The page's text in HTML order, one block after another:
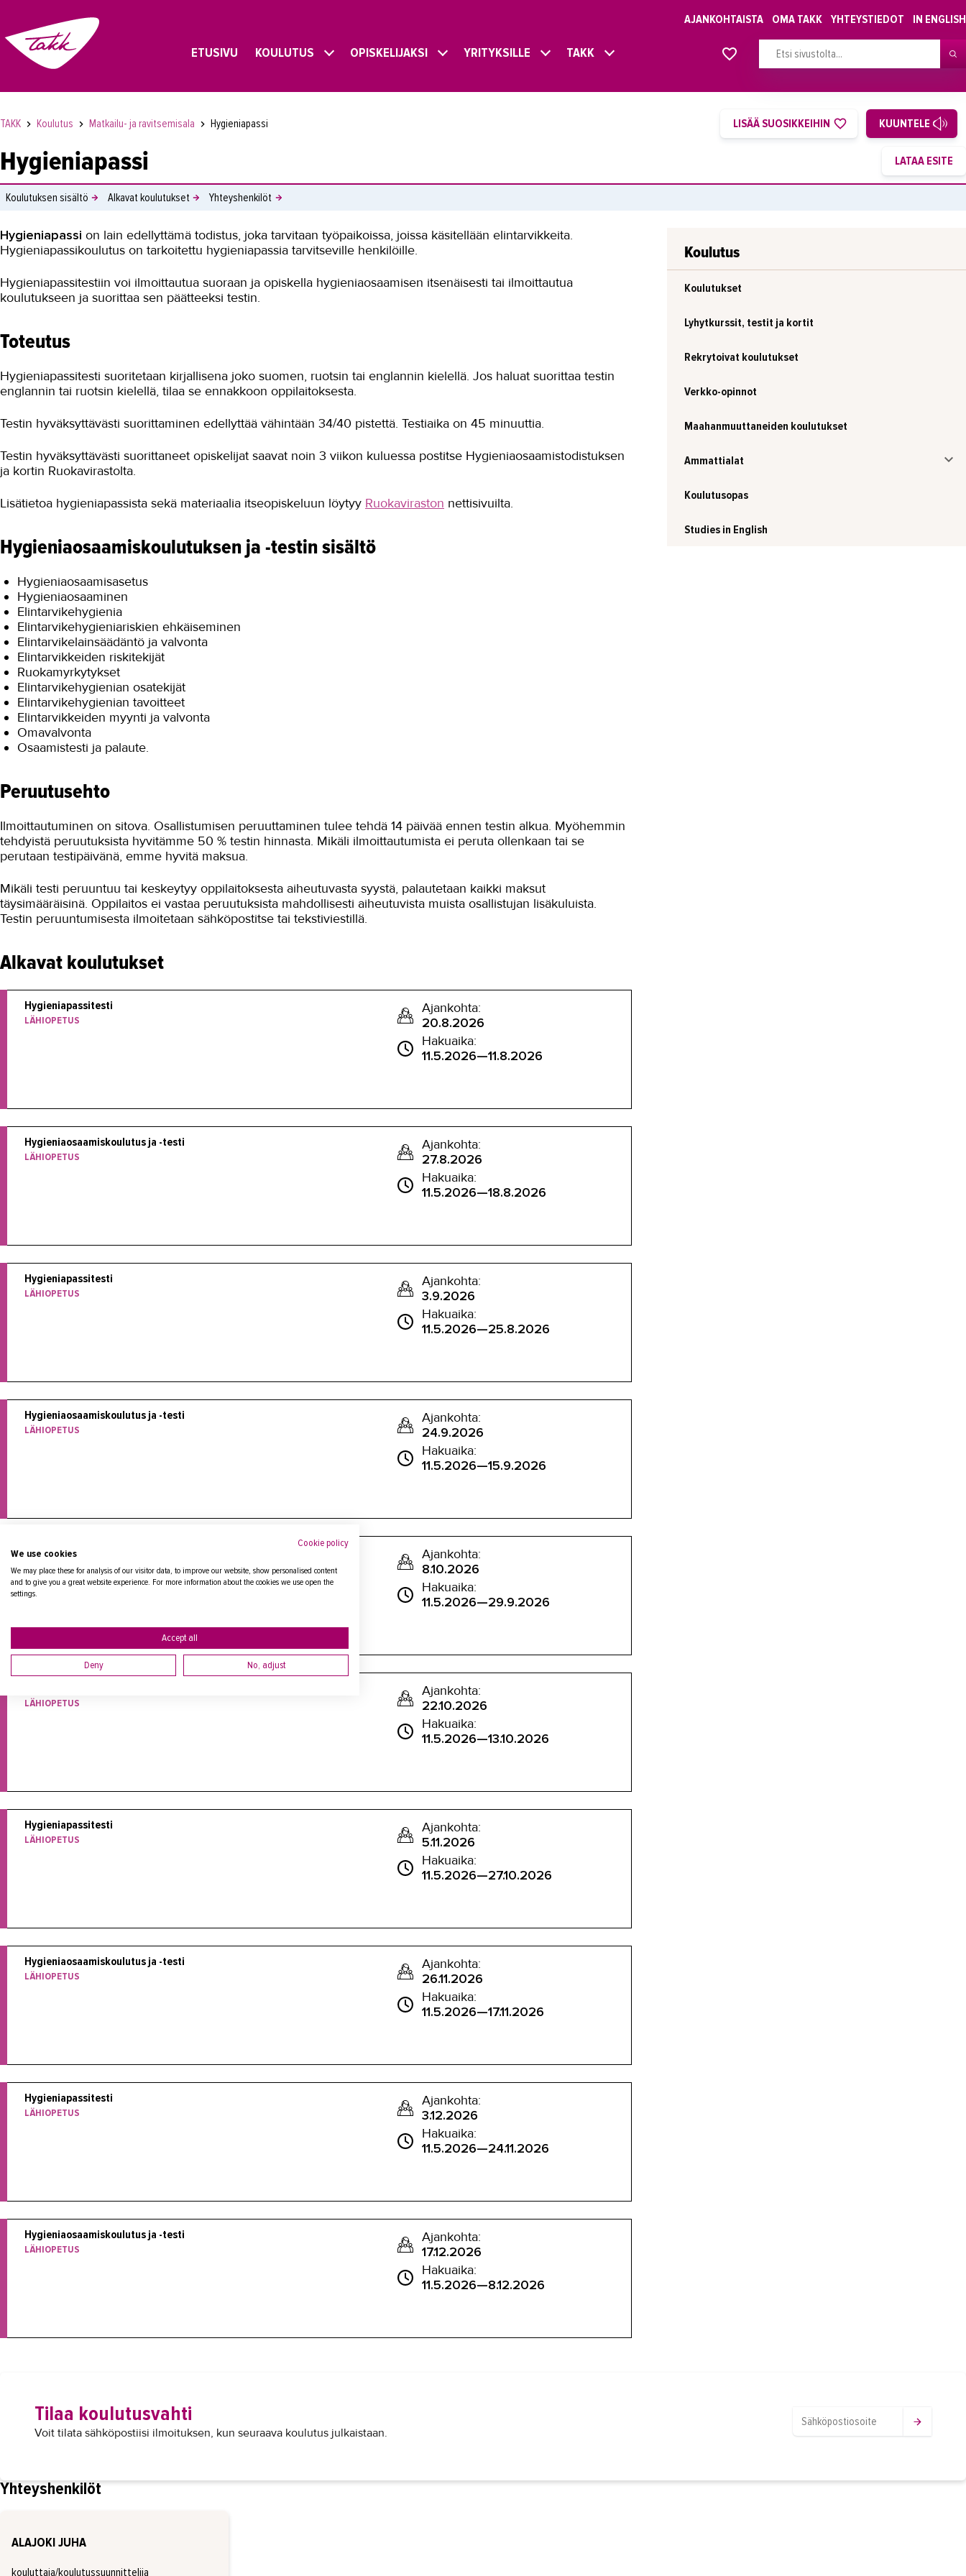
AJANKOHTAISTA OMA TAKK YHTEYSTIEDOT IN ENGLISH
ETUSIVU KOULUTUS OPISKELIJAKSI YRITYKSILLE TAKK
TAKK Koulutus Matkailu- ja ravitsemisala Hygieniapassi LISÄÄ SUOSIKKEIHIN KUUNTELE
Hygieniapassi
Koulutuksen sisältö Alkavat koulutukset Yhteyshenkilöt
Hygieniapassi on lain edellyttämä todistus, joka tarvitaan työpaikoissa, joissa käsitellään elintarvikkeita.
Hygieniapassikoulutus on tarkoitettu hygieniapassia tarvitseville henkilöille.
Hygieniapassitestiin voi ilmoittautua suoraan ja opiskella hygieniaosaamisen itsenäisesti tai ilmoittautua
koulutukseen ja suorittaa sen päätteeksi testin.
Toteutus
Hygieniapassitesti suoritetaan kirjallisena joko suomen, ruotsin tai englannin kielellä. Jos haluat suorittaa testin
englannin tai ruotsin kielellä, tilaa se ennakkoon oppilaitoksesta.
Testin hyväksyttävästi suorittaminen edellyttää vähintään 34/40 pistettä. Testiaika on 45 minuuttia.
Testin hyväksyttävästi suorittaneet opiskelijat saavat noin 3 viikon kuluessa postitse Hygieniaosaamistodistuksen
ja kortin Ruokavirastolta.
Lisätietoa hygieniapassista sekä materiaalia itseopiskeluun löytyy Ruokaviraston nettisivuilta.
Hygieniaosaamiskoulutuksen ja -testin sisältö
Hygieniaosaamisasetus
Hygieniaosaaminen
Elintarvikehygienia
Elintarvikehygieniariskien ehkäiseminen
Elintarvikelainsäädäntö ja valvonta
Elintarvikkeiden riskitekijät
Ruokamyrkytykset
Elintarvikehygienian osatekijät
Elintarvikehygienian tavoitteet
Elintarvikkeiden myynti ja valvonta
Omavalvonta
Osaamistesti ja palaute.
Peruutusehto
Ilmoittautuminen on sitova. Osallistumisen peruuttaminen tulee tehdä 14 päivää ennen testin alkua. Myöhemmin
tehdyistä peruutuksista hyvitämme 50 % testin hinnasta. Mikäli ilmoittautumista ei peruta ollenkaan tai se
perutaan testipäivänä, emme hyvitä maksua.
Mikäli testi peruuntuu tai keskeytyy oppilaitoksesta aiheutuvasta syystä, palautetaan kaikki maksut
täysimääräisinä. Oppilaitos ei vastaa peruutuksista mahdollisesti aiheutuvista muista osallistujan lisäkuluista.
Testin peruuntumisesta ilmoitetaan sähköpostitse tai tekstiviestillä.
Alkavat koulutukset
Hygieniapassitesti
LÄHIOPETUS
Ajankohta:
20.8.2026
Hakuaika:
11.5.2026—11.8.2026
Hygieniaosaamiskoulutus ja -testi
LÄHIOPETUS
Ajankohta:
27.8.2026
Hakuaika:
11.5.2026—18.8.2026
Hygieniapassitesti
LÄHIOPETUS
Ajankohta:
3.9.2026
Hakuaika:
11.5.2026—25.8.2026
Hygieniaosaamiskoulutus ja -testi
LÄHIOPETUS
Ajankohta:
24.9.2026
Hakuaika:
11.5.2026—15.9.2026
Hygieniapassitesti
LÄHIOPETUS
Ajankohta:
8.10.2026
Hakuaika:
11.5.2026—29.9.2026
LÄHIOPETUS
Ajankohta:
22.10.2026
Hakuaika:
11.5.2026—13.10.2026
Hygieniapassitesti
LÄHIOPETUS
Ajankohta:
5.11.2026
Hakuaika:
11.5.2026—27.10.2026
Hygieniaosaamiskoulutus ja -testi
LÄHIOPETUS
Ajankohta:
26.11.2026
Hakuaika:
11.5.2026—17.11.2026
Hygieniapassitesti
LÄHIOPETUS
Ajankohta:
3.12.2026
Hakuaika:
11.5.2026—24.11.2026
Hygieniaosaamiskoulutus ja -testi
LÄHIOPETUS
Ajankohta:
17.12.2026
Hakuaika:
11.5.2026—8.12.2026
Koulutus
Koulutukset
Lyhytkurssit, testit ja kortit
Rekrytoivat koulutukset
Verkko-opinnot
Maahanmuuttaneiden koulutukset
Ammattialat
Koulutusopas
Studies in English
Tilaa koulutusvahti
Voit tilata sähköpostiisi ilmoituksen, kun seuraava koulutus julkaistaan.
Yhteyshenkilöt
ALAJOKI JUHA
kouluttaja/koulutussuunnittelija
Alkavat koulutukset osiosta
Cookie policy
We use cookies
We may place these for analysis of our visitor data, to improve our website, show personalised content
and to give you a great website experience. For more information about the cookies we use open the
settings.
Accept all
Deny No, adjust